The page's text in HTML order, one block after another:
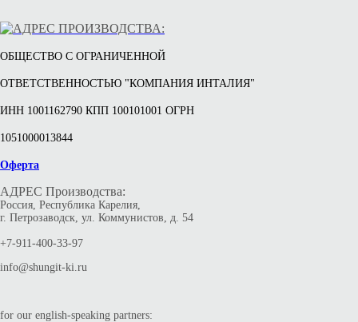
ОБЩЕСТВО С ОГРАНИЧЕННОЙ
ОТВЕТСТВЕННОСТЬЮ "КОМПАНИЯ ИНТАЛИЯ"
ИНН 1001162790 КПП 100101001 ОГРН
1051000013844
Оферта
АДРЕС Производства:
Россия, Республика Карелия,
г. Петрозаводск, ул. Коммунистов, д. 54
+7-911-400-33-97
info@shungit-ki.ru
for our english-speaking partners: